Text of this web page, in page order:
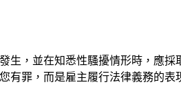
生，並在知悉性騷擾情形時，應採
有罪，而是雇主履行法律義務的表